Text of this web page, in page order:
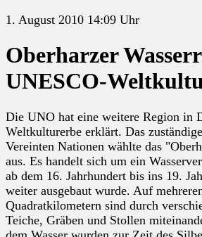
1. August 2010 14:09 Uhr
Oberharzer
UNESCO-
Die UNO hat eine weitere Region in
Weltkulturerbe erklärt. Das
Vereinten Nationen wählte das
aus. Es handelt sich um ein
ab dem 16. Jahrhundert bis ins 19.
weiter ausgebaut wurde. Auf
Quadratkilometern sind durch
Teiche, Gräben und Stollen